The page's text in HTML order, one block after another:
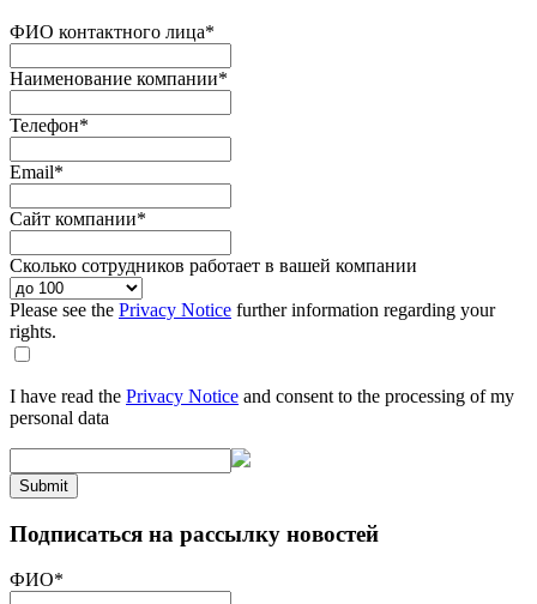
ФИО контактного лица*
Наименование компании*
Телефон*
Email*
Сайт компании*
Сколько сотрудников работает в вашей компании
Please see the Privacy Notice further information regarding your
rights.
I have read the Privacy Notice and consent to the processing of my
personal data
Submit
Подписаться на рассылку новостей
ФИО*